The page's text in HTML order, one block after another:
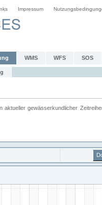
Impressum
WMS WFS SOS
gewässerkundlicher